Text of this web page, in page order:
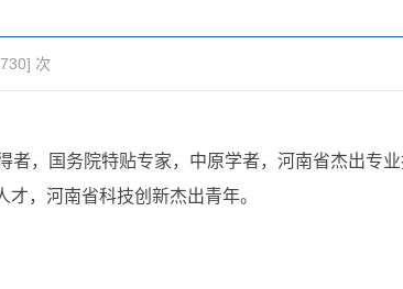
] 次
，国务院特贴专家，中原学者，河南省杰出专
，河南省科技创新杰出青年。